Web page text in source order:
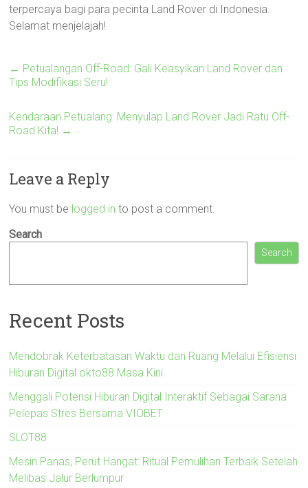
terpercaya bagi para pecinta Land Rover di Indonesia.
Selamat menjelajah!
← Petualangan Off-Road: Gali Keasyikan Land Rover dan
Tips Modifikasi Seru!
Kendaraan Petualang: Menyulap Land Rover Jadi Ratu Off-
Road Kita! →
Leave a Reply
You must be logged in to post a comment.
Search
Search
Recent Posts
Mendobrak Keterbatasan Waktu dan Ruang Melalui Efisiensi
Hiburan Digital okto88 Masa Kini
Menggali Potensi Hiburan Digital Interaktif Sebagai Sarana
Pelepas Stres Bersama VIOBET
SLOT88
Mesin Panas, Perut Hangat: Ritual Pemulihan Terbaik Setelah
Melibas Jalur Berlumpur